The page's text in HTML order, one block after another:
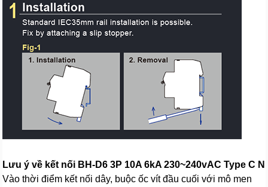
Lưu ý về kết nối BH-D6 3P 10A 6kA 230~240vAC Type C N
Vào thời điểm kết nối dây, buộc ốc vít đầu cuối với mô men